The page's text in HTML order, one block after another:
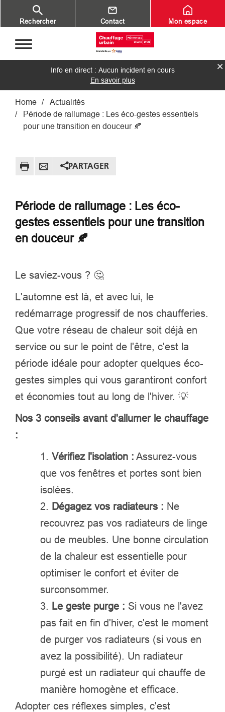
Aller au contenu principal
Rechercher Contact Mon espace
Info en direct : Aucun incident en cours
En savoir plus
Fil d'Ariane
Home
Actualités
Période de rallumage : Les éco-gestes essentiels
pour une transition en douceur 🍂
PARTAGER
Période de rallumage : Les éco-
gestes essentiels pour une transition
en douceur 🍂
Le saviez-vous ? 🤔
L'automne est là, et avec lui, le
redémarrage progressif de nos chaufferies.
Que votre réseau de chaleur soit déjà en
service ou sur le point de l'être, c'est la
période idéale pour adopter quelques éco-
gestes simples qui vous garantiront confort
et économies tout au long de l'hiver. 💡
Nos 3 conseils avant d'allumer le chauffage
:
Vérifiez l'isolation : Assurez-vous
que vos fenêtres et portes sont bien
isolées.
Dégagez vos radiateurs : Ne
recouvrez pas vos radiateurs de linge
ou de meubles. Une bonne circulation
de la chaleur est essentielle pour
optimiser le confort et éviter de
surconsommer.
Le geste purge : Si vous ne l'avez
pas fait en fin d'hiver, c'est le moment
de purger vos radiateurs (si vous en
avez la possibilité). Un radiateur
purgé est un radiateur qui chauffe de
manière homogène et efficace.
Adopter ces réflexes simples, c'est